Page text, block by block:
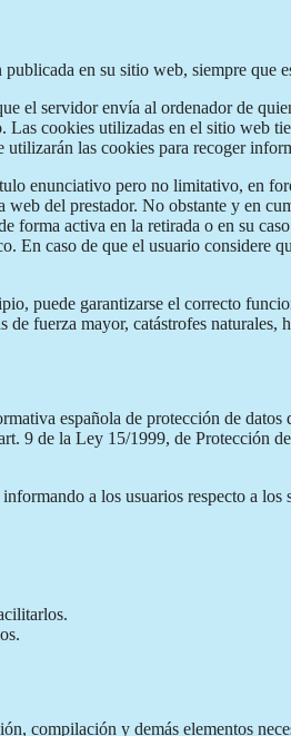
en su sitio web, siempre
el servidor envía al ordenador de
cookies utilizadas en el sitio web
las cookies para recoger
enunciativo pero no limitativo, en
del prestador. No obstante y en
forma activa en la retirada o en su
caso de que el usuario considere
puede garantizarse el correcto
fuerza mayor, catástrofes
española de protección de
9 de la Ley 15/1999, de Protección
a los usuarios respecto a los
compilación y demás elementos